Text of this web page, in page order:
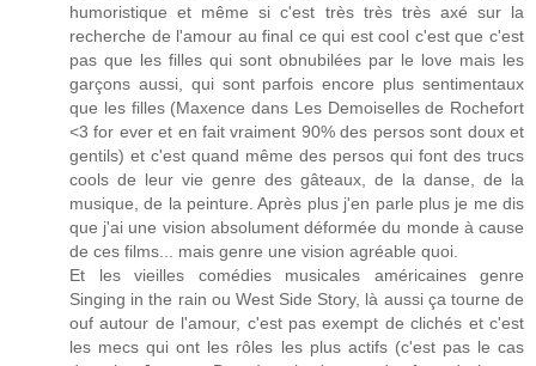
humoristique et même si c'est très très très axé sur la
recherche de l'amour au final ce qui est cool c'est que c'est
pas que les filles qui sont obnubilées par le love mais les
garçons aussi, qui sont parfois encore plus sentimentaux
que les filles (Maxence dans Les Demoiselles de Rochefort
<3 for ever et en fait vraiment 90% des persos sont doux et
gentils) et c'est quand même des persos qui font des trucs
cools de leur vie genre des gâteaux, de la danse, de la
musique, de la peinture. Après plus j'en parle plus je me dis
que j'ai une vision absolument déformée du monde à cause
de ces films... mais genre une vision agréable quoi.
Et les vieilles comédies musicales américaines genre
Singing in the rain ou West Side Story, là aussi ça tourne de
ouf autour de l'amour, c'est pas exempt de clichés et c'est
les mecs qui ont les rôles les plus actifs (c'est pas le cas